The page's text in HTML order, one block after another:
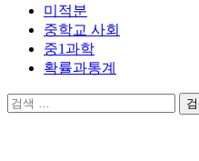
미적분
중학교 사회
중1과학
확률과통계
검